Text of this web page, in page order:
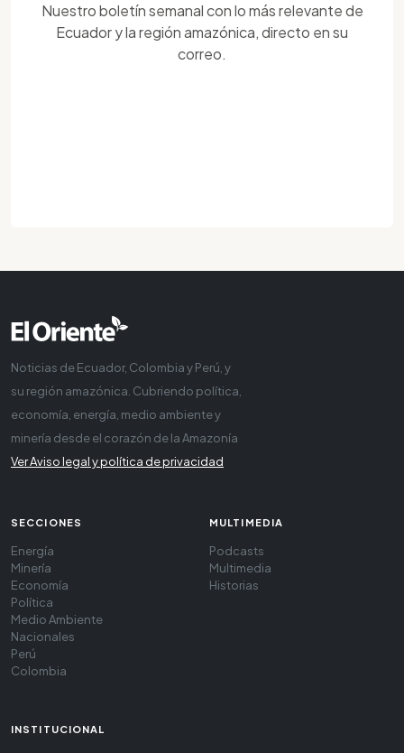
Nuestro boletín semanal con lo más relevante de
Ecuador y la región amazónica, directo en su
correo.
Noticias de Ecuador, Colombia y Perú, y
su región amazónica. Cubriendo política,
economía, energía, medio ambiente y
minería desde el corazón de la Amazonía
Ver Aviso legal y política de privacidad
SECCIONES
Energía
Minería
Economía
Política
Medio Ambiente
Nacionales
Perú
Colombia
MULTIMEDIA
Podcasts
Multimedia
Historias
INSTITUCIONAL